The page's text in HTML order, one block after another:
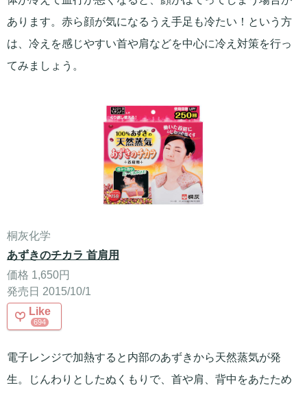
あります。赤ら顔が気になるうえ手足も冷たい！という方
は、冷えを感じやすい首や肩などを中心に冷え対策を行っ
てみましょう。
桐灰化学
あずきのチカラ 首肩用
価格 1,650円
発売日 2015/10/1
Like
694
電子レンジで加熱すると内部のあずきから天然蒸気が発
生。じんわりとしたぬくもりで、首や肩、背中をあたため